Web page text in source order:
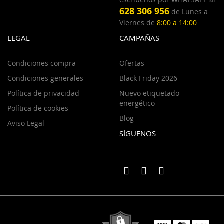
628 306 956 de Lunes a
Viernes de 8:00 a 14:00
LEGAL
Condiciones compra
Condiciones generales
Política de privacidad
Política de cookies
Aviso Legal
CAMPAÑAS
Ofertas
Black Friday 2026
Nuevo etiquetado
energético
Blog
SÍGUENOS